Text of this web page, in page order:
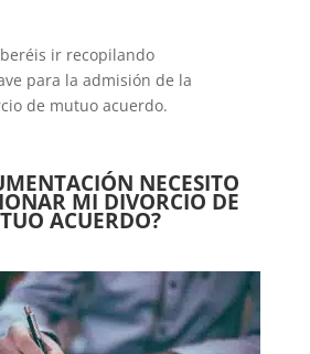
ir recopilando
para la admisión de la
de mutuo acuerdo.
NECESITO
MI DIVORCIO DE
ACUERDO?